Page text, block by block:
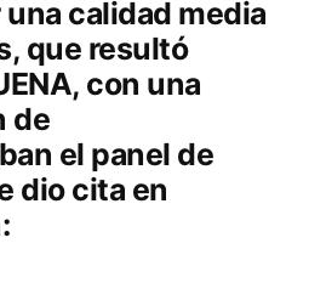
calidad media
que resultó
con una
de
el panel de
dio cita en